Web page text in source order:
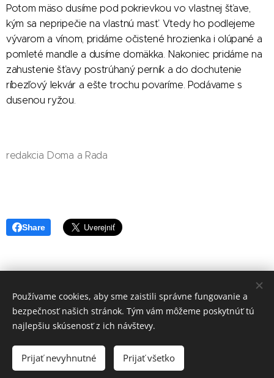
Potom mäso dusíme pod pokrievkou vo vlastnej šťave,
kým sa nepripečie na vlastnú masť. Vtedy ho podlejeme
vývarom a vínom, pridáme očistené hrozienka i olúpané a
pomleté mandle a dusíme domäkka. Nakoniec pridáme na
zahustenie šťavy postrúhaný perník a do dochutenie
ríbezľový lekvár a ešte trochu povaríme. Podávame s
dusenou ryžou.
redakcia Doma a Rada
Share
redakcia Doma a Rada
Vytvořeno službouWebnode
Jazyky
Čeština
Slovenčina
Používame cookies, aby sme zaistili správne fungovanie a
bezpečnosť našich stránok. Tým vám môžeme poskytnúť tú
najlepšiu skúsenosť z ich návštevy.
Prijať nevyhnutné Prijať všetko